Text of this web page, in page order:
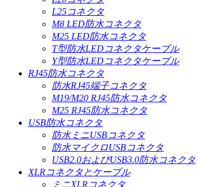
L25コネクタ
M8 LED防水コネクタ
M25 LED防水コネクタ
T型防水LEDコネクタケーブル
Y型防水LEDコネクタケーブル
RJ45防水コネクタ
防水RJ45端子コネクタ
M19/M20 RJ45防水コネクタ
M25 RJ45防水コネクタ
USB防水コネクタ
防水ミニUSBコネクタ
防水マイクロUSBコネクタ
USB2.0およびUSB3.0防水コネクタ
XLRコネクタとケーブル
ミニXLRコネクタ